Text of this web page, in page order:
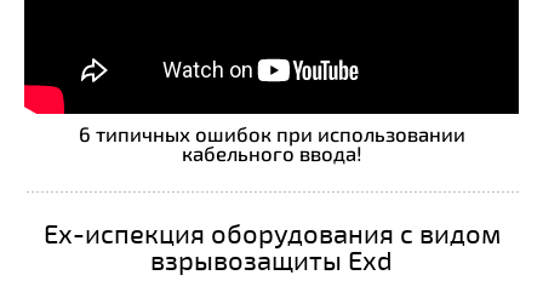
6 типичных ошибок при использовании
кабельного ввода!
Ex-испекция оборудования с видом
взрывозащиты Exd